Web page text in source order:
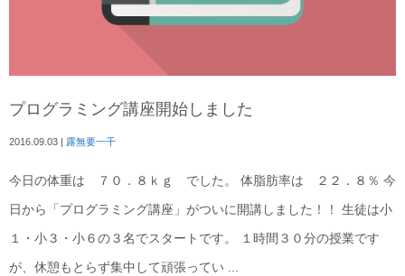
プログラミング講座開始しました
2016.09.03 露無要一千
今日の体重は ７０．８ｋｇ でした。 体脂肪率は ２２．８％ 今
日から「プログラミング講座」がついに開講しました！！ 生徒は小
１・小３・小６の３名でスタートです。 １時間３０分の授業です
が、休憩もとらず集中して頑張ってい ...